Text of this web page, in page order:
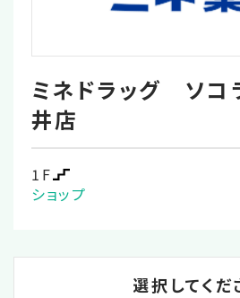
ミネドラッグ ソコ
井店
1F
ショップ
選択してくだ